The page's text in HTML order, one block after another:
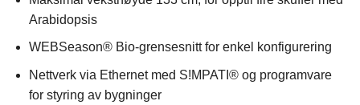
Arabidopsis
WEBSeason® Bio-grensesnitt for enkel konfigurering
Nettverk via Ethernet med S!MPATI® og programvare
for styring av bygninger